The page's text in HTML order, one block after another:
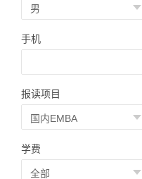
手机
报读项目
学费